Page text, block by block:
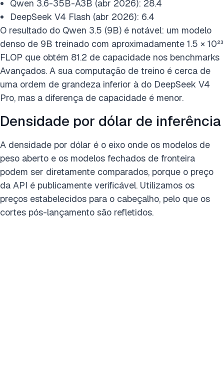
Qwen 3.6-35B-A3B (abr 2026): 28.4
DeepSeek V4 Flash (abr 2026): 6.4
O resultado do Qwen 3.5 (9B) é notável: um modelo
denso de 9B treinado com aproximadamente 1.5 × 10²³
FLOP que obtém 81.2 de capacidade nos benchmarks
Avançados. A sua computação de treino é cerca de
uma ordem de grandeza inferior à do DeepSeek V4
Pro, mas a diferença de capacidade é menor.
Densidade por dólar de inferência
A densidade por dólar é o eixo onde os modelos de
peso aberto e os modelos fechados de fronteira
podem ser diretamente comparados, porque o preço
da API é publicamente verificável. Utilizamos os
preços estabelecidos para o cabeçalho, pelo que os
cortes pós-lançamento são refletidos.